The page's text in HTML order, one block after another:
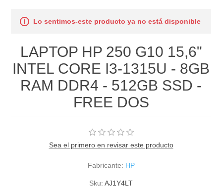
Lo sentimos-este producto ya no está disponible
LAPTOP HP 250 G10 15,6"
INTEL CORE I3-1315U - 8GB
RAM DDR4 - 512GB SSD -
FREE DOS
Sea el primero en revisar este producto
Fabricante: HP
Sku: AJ1Y4LT